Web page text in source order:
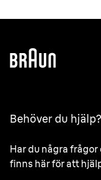
Behöver du hjälp?
Har du några frågor
finns här för att